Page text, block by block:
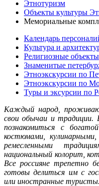
Этнотуризм
Объекты культуры
Мемориальные
Календарь
Культура и
Религиозные объекты
Знаменитые
Этноэкскурсии по
Этноэкскурсии по
Туры и эксурсии по
Каждый народ,
свои обычаи и
познакомиться с
костюмами,
ремесленными
национальный колорит,
Все россияне трепетно
готовы делиться им с
или иностранные туристы.